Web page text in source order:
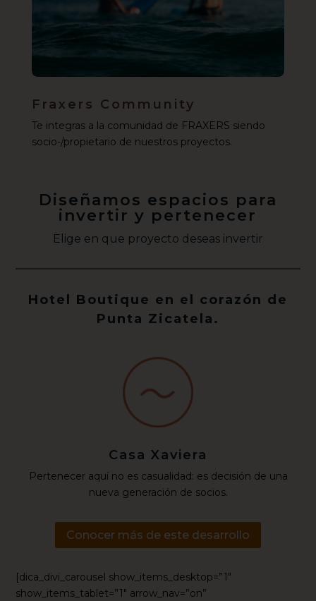
Fraxers Community
Te integras a la comunidad de FRAXERS siendo
socio-/propietario de nuestros proyectos.
Diseñamos espacios para
invertir y pertenecer
Elige en que proyecto deseas invertir
Hotel Boutique en el corazón de
Punta Zicatela.
Casa Xaviera
Pertenecer aquí no es casualidad: es decisión de una
nueva generación de socios.
Conocer más de este desarrollo
[dica_divi_carousel show_items_desktop=”1″
show_items_tablet=”1″ arrow_nav=”on”